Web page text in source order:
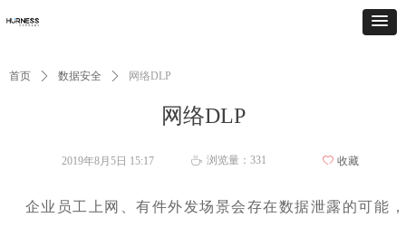
网络DLP
首页 ꄲ 数据安全 ꄲ 网络DLP
​​​企业员工上网、有件外发场景会存在数据泄露的可能，
2019年8月5日 15:17 ꄘ 浏览量： 331 ꄀ 收藏